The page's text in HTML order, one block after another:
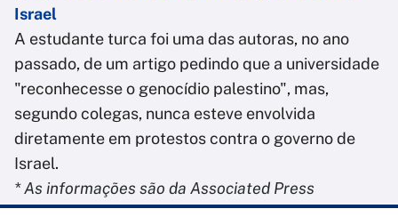
Israel
A estudante turca foi uma das autoras, no ano
passado, de um artigo pedindo que a universidade
"reconhecesse o genocídio palestino", mas,
segundo colegas, nunca esteve envolvida
diretamente em protestos contra o governo de
Israel.
* As informações são da Associated Press